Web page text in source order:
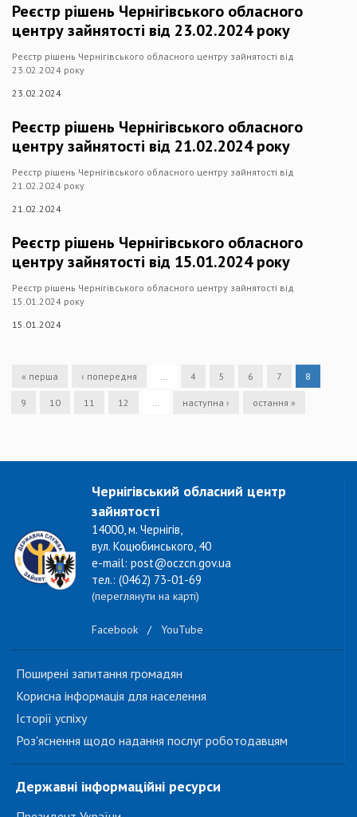
Реєстр рішень Чернігівського обласного
центру зайнятості від 23.02.2024 року
Реєстр рішень Чернігівського обласного центру зайнятості від
23.02.2024 року
23.02.2024
Реєстр рішень Чернігівського обласного
центру зайнятості від 21.02.2024 року
Реєстр рішень Чернігівського обласного центру зайнятості від
21.02.2024 року
21.02.2024
Реєстр рішень Чернігівського обласного
центру зайнятості від 15.01.2024 року
Реєстр рішень Чернігівського обласного центру зайнятості від
15.01.2024 року
15.01.2024
« перша ‹ попередня … 4 5 6 7 8
9 10 11 12 … наступна › остання »
Чернігівський обласний центр
зайнятості
14000, м. Чернігів,
вул. Коцюбинського, 40
e-mail: post@oczcn.gov.ua
тел.: (0462) 73-01-69
(переглянути на карті)
Facebook / YouTube
Поширені запитання громадян
Корисна інформація для населення
Історії успіху
Роз'яснення щодо надання послуг роботодавцям
Державні інформаційні ресурси